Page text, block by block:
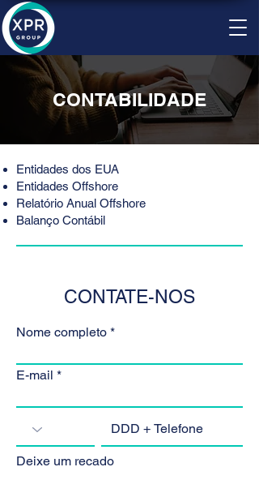
CONTABILIDADE
Entidades dos EUA
Entidades Offshore
Relatório Anual Offshore
Balanço Contábil
CONTATE-NOS
Nome completo
E-mail
Deixe um recado